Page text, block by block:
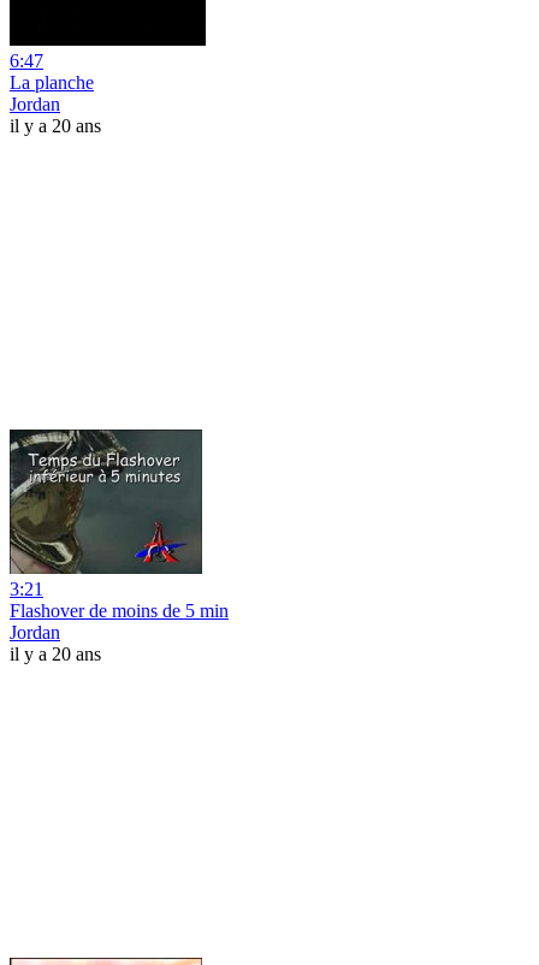
6:47
La planche
Jordan
il y a 20 ans
3:21
Flashover de moins de 5 min
Jordan
il y a 20 ans